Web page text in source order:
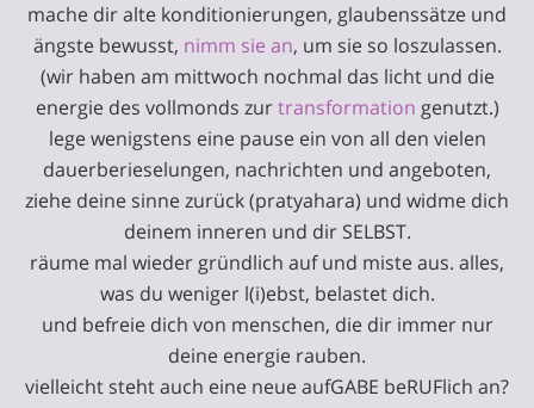
mache dir alte konditionierungen, glaubenssätze und
ängste bewusst, nimm sie an, um sie so loszulassen.
(wir haben am mittwoch nochmal das licht und die
energie des vollmonds zurtransformation genutzt.)
lege wenigstens eine pause ein von all den vielen
dauerberieselungen, nachrichten und angeboten,
ziehe deine sinne zurück (pratyahara) und widme dich
deinem inneren und dir SELBST.
räume mal wieder gründlich auf und miste aus. alles,
was du weniger l(i)ebst, belastet dich.
und befreie dich von menschen, die dir immer nur
deine energie rauben.
vielleicht steht auch eine neue aufGABE beRUFlich an?